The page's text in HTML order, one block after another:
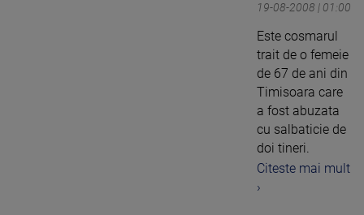
19-08-2008 | 01:00
Este cosmarul
trait de o femeie
de 67 de ani din
Timisoara care
a fost abuzata
cu salbaticie de
doi tineri.
Citeste mai mult
›